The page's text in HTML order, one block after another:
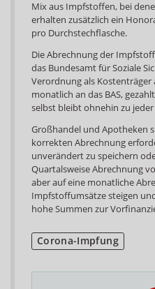
Mix aus Impfstoffen, bei
erhalten zusätzlich ein
pro Durchstechflasche.
Die Abrechnung der
das Bundesamt für Soziale
Verordnung als Kostenträger
monatlich an das BAS,
selbst bleibt ohnehin zu
Großhandel und Apotheken
korrekten Abrechnung
unverändert zu speichern
Quartalsweise Abrechnung
aber auf eine monatliche
Impfstoffumsätze steigen
hohe Summen zur
Corona-Impfung